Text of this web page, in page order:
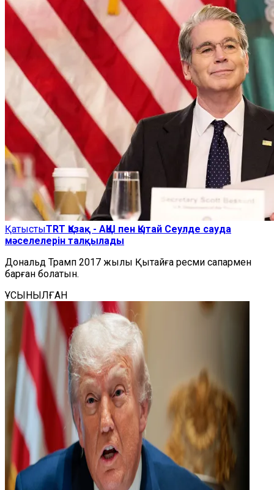
ҚатыстыTRT Қазақ - АҚШ пен Қытай Сеулде сауда
мәселелерін талқылады
Дональд Трамп 2017 жылы Қытайға ресми сапармен
барған болатын.
ҰСЫНЫЛҒАН